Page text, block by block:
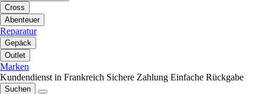
Cross
Abenteuer
Reparatur
Gepäck
Outlet
Marken
Kundendienst in Frankreich Sichere Zahlung Einfache Rückgabe
Suchen